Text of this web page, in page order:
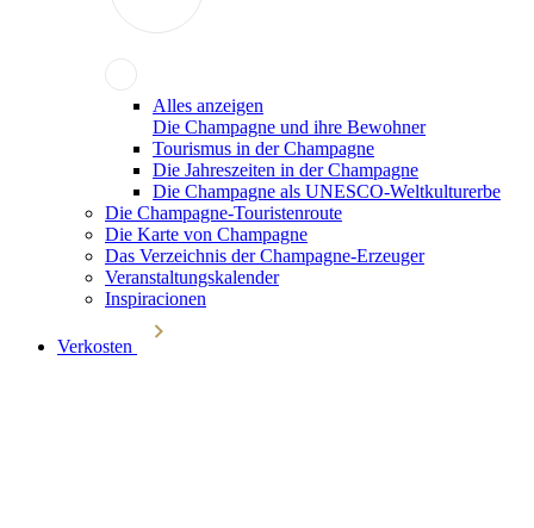
Alles anzeigen
Die Champagne und ihre Bewohner
Tourismus in der Champagne
Die Jahreszeiten in der Champagne
Die Champagne als UNESCO-Weltkulturerbe
Die Champagne-Touristenroute
Die Karte von Champagne
Das Verzeichnis der Champagne-Erzeuger
Veranstaltungskalender
Inspiracionen
Verkosten